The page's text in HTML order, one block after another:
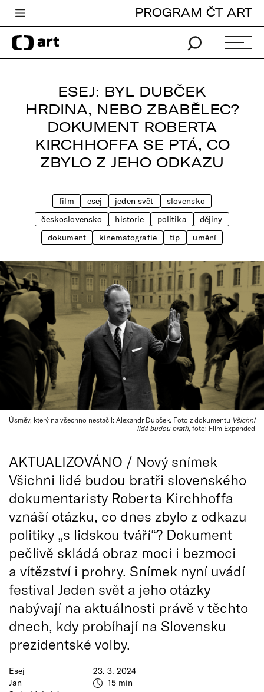
Česká televize
Zpravodajství
iVysílání
TV program
Pro děti
PROGRAM ČT ART
ESEJ: BYL DUBČEK
HRDINA, NEBO ZBABĚLEC?
DOKUMENT ROBERTA
KIRCHHOFFA SE PTÁ, CO
ZBYLO Z JEHO ODKAZU
film esej jeden svět
slovensko
československo
historie politika
dějiny
dokument
kinematografie tip umění
Úsměv, který na všechno nestačil: Alexandr Dubček. Foto z dokumentu Všichni
lidé budou bratři, foto: Film Expanded
Esej
Jan
23. 3. 2024
15 min
AKTUALIZOVÁNO / Nový snímek
Všichni lidé budou bratři slovenského
dokumentaristy Roberta Kirchhoffa
vznáší otázku, co dnes zbylo z odkazu
politiky „s lidskou tváří“? Dokument
pečlivě skládá obraz moci i bezmoci
a vítězství i prohry. Snímek nyní uvádí
festival Jeden svět a jeho otázky
nabývají na aktuálnosti právě v těchto
dnech, kdy probíhají na Slovensku
prezidentské volby.